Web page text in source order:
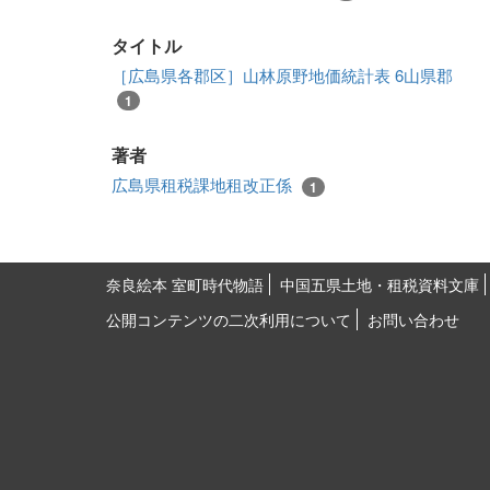
タイトル
［広島県各郡区］山林原野地価統計表 6山県郡
1
著者
広島県租税課地租改正係 1
奈良絵本 室町時代物語 中国五県土地・租税資料文庫
公開コンテンツの二次利用について
お問い合わせ